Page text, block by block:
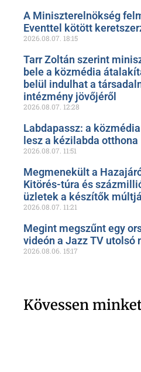
A Miniszterelnökség
Eventtel kötött
2026.08.07. 18:15
Tarr Zoltán szerint
bele a közmédia
belül indulhat a
intézmény jövőjéről
2026.08.07. 12:28
Labdapassz: a
lesz a kézilabda otthona
2026.08.07. 11:51
Megmenekült a
Kitörés-túra és
üzletek a készítők
2026.08.07. 11:21
Megint megszűnt egy
videón a Jazz TV utolsó
2026.08.06. 15:17
Kövessen